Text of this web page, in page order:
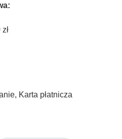
Karta płatnicza